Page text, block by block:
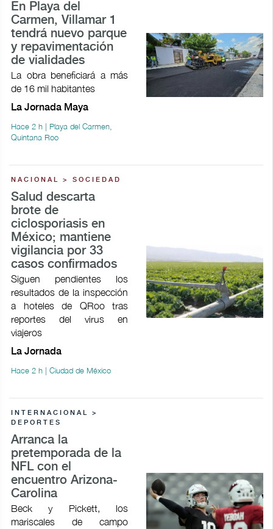
En Playa del
Carmen, Villamar 1
tendrá nuevo parque
y repavimentación
de vialidades
La obra beneficiará a más
de 16 mil habitantes
La Jornada Maya
Hace 2 h | Playa del Carmen,
Quintana Roo
NACIONAL > SOCIEDAD
Salud descarta
brote de
ciclosporiasis en
México; mantiene
vigilancia por 33
casos confirmados
Siguen pendientes los
resultados de la inspección
a hoteles de QRoo tras
reportes del virus en
viajeros
La Jornada
Hace 2 h | Ciudad de México
INTERNACIONAL >
DEPORTES
Arranca la
pretemporada de la
NFL con el
encuentro Arizona-
Carolina
Beck y Pickett, los
mariscales de campo